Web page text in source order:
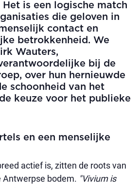
is een logische match
die geloven in
contact en
betrokkenheid. We
Wauters,
bij de
over hun hernieuwde
schoonheid van het
keuze voor het publieke
en een menselijke
actief is, zitten de roots van
Antwerpse bodem. "Vivium is